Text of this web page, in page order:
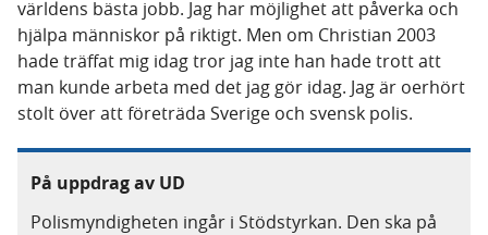
världens bästa jobb. Jag har möjlighet att påverka och
hjälpa människor på riktigt. Men om Christian 2003
hade träffat mig idag tror jag inte han hade trott att
man kunde arbeta med det jag gör idag. Jag är oerhört
stolt över att företräda Sverige och svensk polis.
På uppdrag av UD
Polismyndigheten ingår i Stödstyrkan. Den ska på